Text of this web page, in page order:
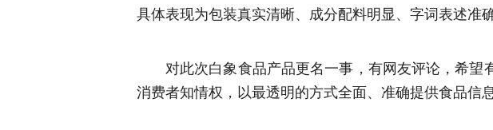
具体表现为包装真实清晰、成分配料明显、字词表述准
对此次白象食品产品更名一事，有网友评论，希望
消费者知情权，以最透明的方式全面、准确提供食品信